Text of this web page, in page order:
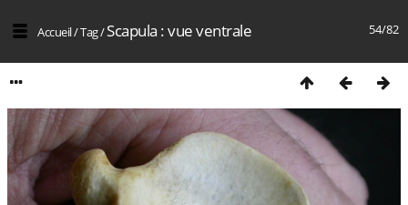
54/82
Accueil/Tag/Scapula : vue ventrale